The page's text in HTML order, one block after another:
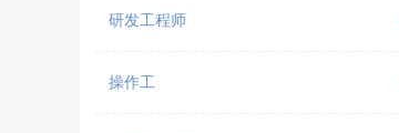
研发工程师
操作工